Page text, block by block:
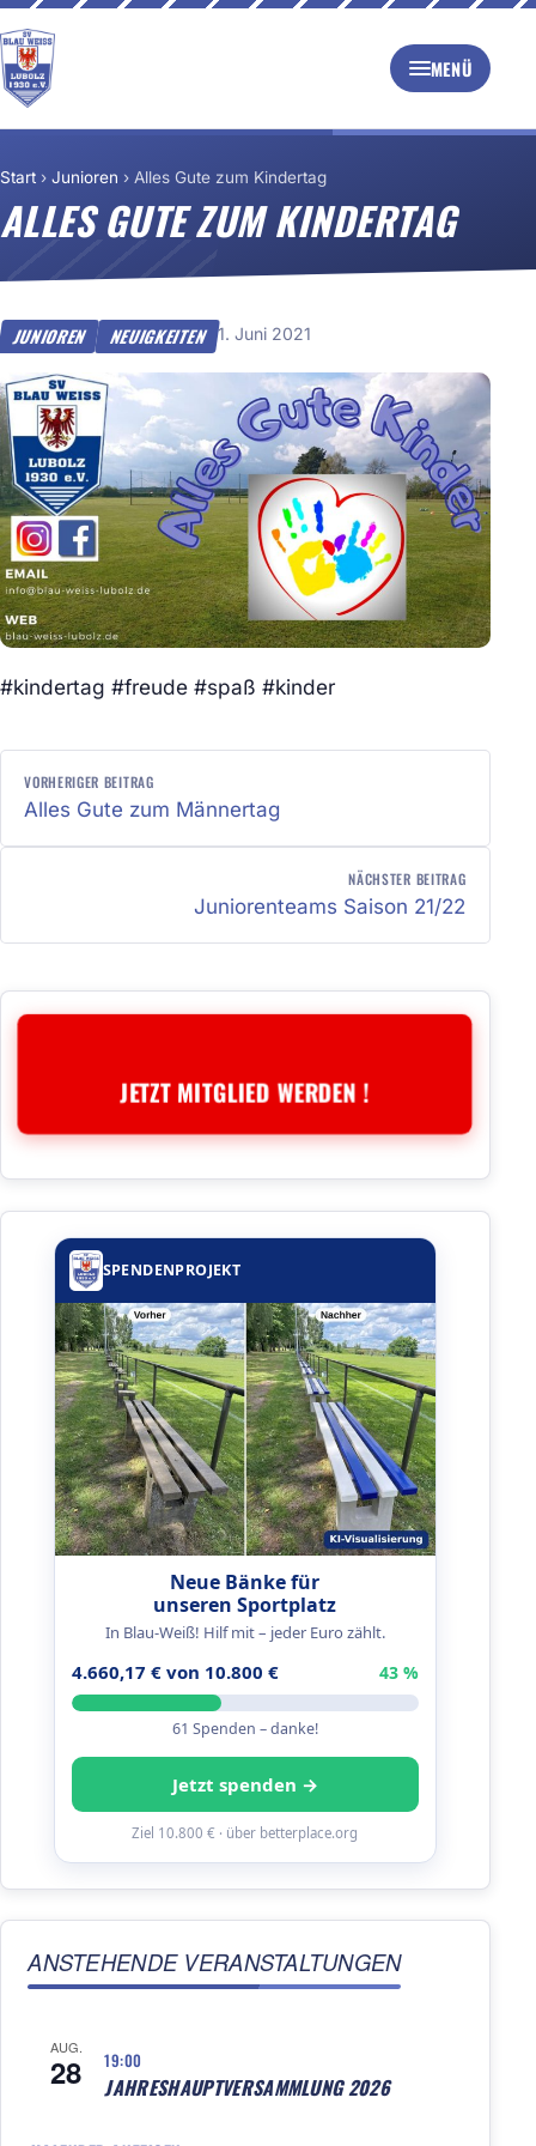
MENÜ
Start › Junioren › Alles Gute zum Kindertag
ALLES GUTE ZUM KINDERTAG
JUNIOREN NEUIGKEITEN 1. Juni 2021
#kindertag #freude #spaß #kinder
BEITRAGSNAVIGATION
VORHERIGER BEITRAG
Alles Gute zum Männertag
NÄCHSTER BEITRAG
Juniorenteams Saison 21/22
JETZT MITGLIED WERDEN !
SPENDENPROJEKT
Neue Bänke für
unseren Sportplatz
In Blau-Weiß! Hilf mit – jeder Euro zählt.
4.660,17 € von 10.800 € 43 %
61 Spenden – danke!
Jetzt spenden →
Ziel 10.800 € · über betterplace.org
ANSTEHENDE VERANSTALTUNGEN
AUG.
28 19:00
JAHRESHAUPTVERSAMMLUNG 2026